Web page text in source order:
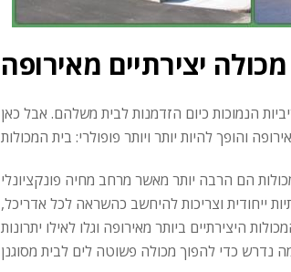
יצירתיים מאירופה
הנמוכות כיום הזדמנות לבית משלהם. אבל כאן
הם הרבה יותר מאשר מרחב מחיה פונקציונלי
ייחודית וצריכות להיחשב כהשראה לכל אדריכל,
היצירתיים ביותר מאירופה וגלו לאילו יתרונות